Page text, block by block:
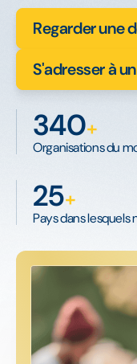
Regarder une
S'adresser à
340+
Organisations du
25+
Pays dans